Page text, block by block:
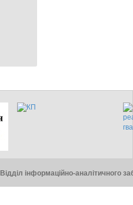
Відділ інформаційно-аналітичного